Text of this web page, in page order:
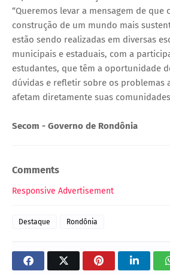
“Queremos levar a mensagem de que
construção de um mundo mais
estão sendo realizadas em diversas
municipais e estaduais, com a
estudantes, que têm a oportunidade
dúvidas e refletir sobre os problemas
afetam diretamente suas
Secom - Governo de Rondônia
Comments
Responsive Advertisement
Destaque Rondônia